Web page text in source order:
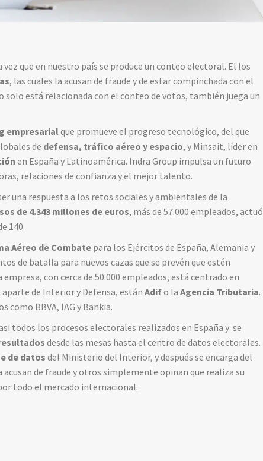
vez que en nuestro país se produce un conteo electoral. El los
, las cuales la acusan de fraude y de estar compinchada con el
está relacionada con el conteo de votos, también juega un
empresarialque promueve el progreso tecnológico, del que
de defensa, tráfico aéreo y espacio, y Minsait, líder en
en España y Latinoamérica. Indra Group impulsa un futuro
relaciones de confianza y el mejor talento.
una respuesta a los retos sociales y ambientales de la
de 4.343 millones de euros, más de 57.000 empleados, actuó
140.
Aéreo de Combatepara los Ejércitos de España, Alemania y
de batalla para nuevos cazas que se prevén que estén
con cerca de 50.000 empleados, está centrado en
de Interior y Defensa, estánAdifo laAgencia Tributaria.
como BBVA, IAG y Bankia.
todos los procesos electorales realizados en España y se
desde las mesas hasta el centro de datos electorales.
de datos del Ministerio del Interior, y después se encarga del
acusan de fraude y otros simplemente opinan que realiza su
todo el mercado internacional.